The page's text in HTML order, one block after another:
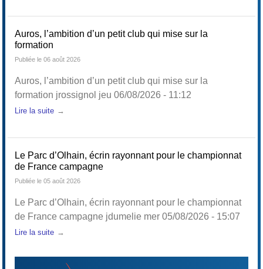
Auros, l’ambition d’un petit club qui mise sur la
formation
Publiée le 06 août 2026
Auros, l’ambition d’un petit club qui mise sur la
formation jrossignol jeu 06/08/2026 - 11:12
Lire la suite
Le Parc d’Olhain, écrin rayonnant pour le championnat
de France campagne
Publiée le 05 août 2026
Le Parc d’Olhain, écrin rayonnant pour le championnat
de France campagne jdumelie mer 05/08/2026 - 15:07
Lire la suite